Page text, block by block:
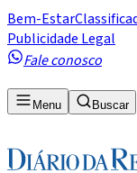
Bem-Estar
Publicidade Legal
Fale conosco
Menu Buscar